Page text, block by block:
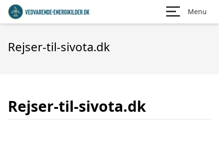
Menu
Rejser-til-sivota.dk
Rejser-til-sivota.dk